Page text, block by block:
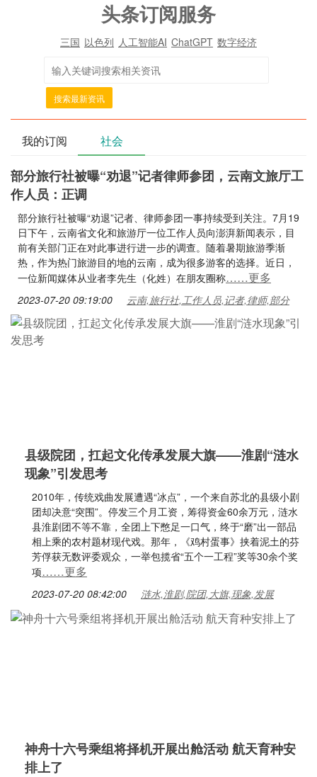
头条订阅服务
三国 以色列 人工智能AI ChatGPT 数字经济
搜索最新资讯
我的订阅 社会
部分旅行社被曝“劝退”记者律师参团，云南文旅厅工
作人员：正调
部分旅行社被曝“劝退”记者、律师参团一事持续受到关注。7月19
日下午，云南省文化和旅游厅一位工作人员向澎湃新闻表示，目
前有关部门正在对此事进行进一步的调查。随着暑期旅游季渐
热，作为热门旅游目的地的云南，成为很多游客的选择。近日，
一位新闻媒体从业者李先生（化姓）在朋友圈称……更多
2023-07-20 09:19:00 云南,旅行社,工作人员,记者,律师,部分
县级院团，扛起文化传承发展大旗——淮剧“涟水
现象”引发思考
2010年，传统戏曲发展遭遇“冰点”，一个来自苏北的县级小剧
团却决意“突围”。停发三个月工资，筹得资金60余万元，涟水
县淮剧团不等不靠，全团上下憋足一口气，终于“磨”出一部品
相上乘的农村题材现代戏。那年，《鸡村蛋事》挟着泥土的芬
芳俘获无数评委观众，一举包揽省“五个一工程”奖等30余个奖
项……更多
2023-07-20 08:42:00 涟水,淮剧,院团,大旗,现象,发展
神舟十六号乘组将择机开展出舱活动 航天育种安
排上了